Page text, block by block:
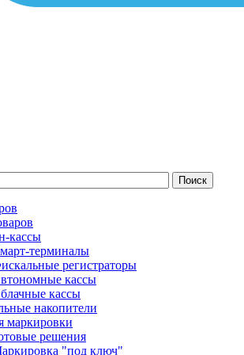
кассы
терминалы
регистраторы
кассы
кассы
накопители
маркировки
решения
"под ключ"